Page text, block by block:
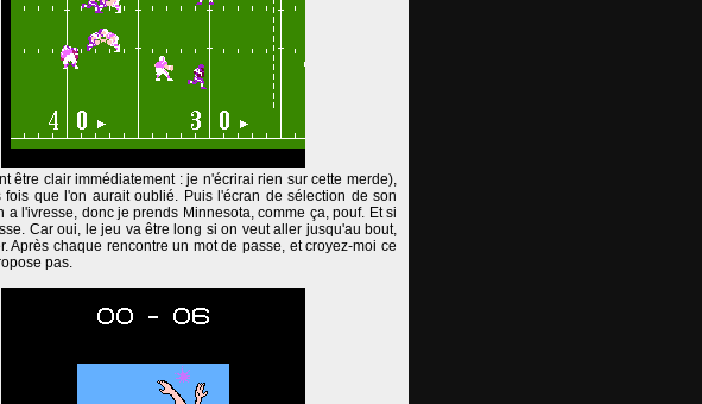
être clair immédiatement : je n'écrirai rien sur cette merde),
que l'on aurait oublié. Puis l'écran de sélection de son
l'ivresse, donc je prends Minnesota, comme ça, pouf. Et si
Car oui, le jeu va être long si on veut aller jusqu'au bout,
chaque rencontre un mot de passe, et croyez-moi ce
pas.